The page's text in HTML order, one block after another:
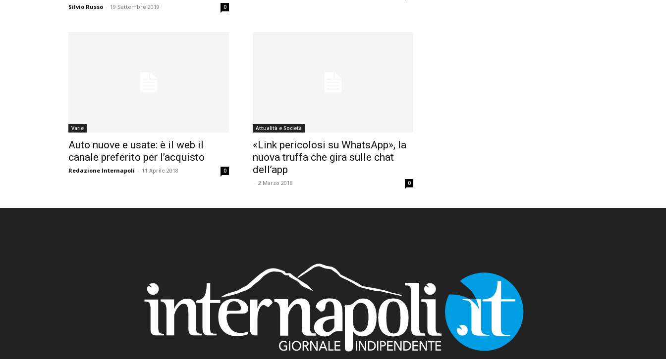
Silvio Russo - 19 Settembre 2019 0
Varie
Auto nuove e usate: è il web il
canale preferito per l’acquisto
Redazione Internapoli - 11 Aprile 2018 0
Attualità e Società
«Link pericolosi su WhatsApp», la
nuova truffa che gira sulle chat
dell’app
- 2 Marzo 2018 0